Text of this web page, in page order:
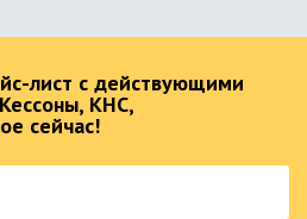
лист с действующими
КНС,
сейчас!